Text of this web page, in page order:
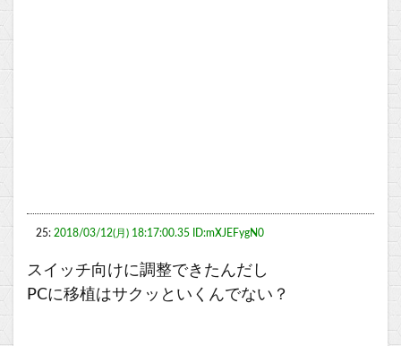
25: 2018/03/12(月) 18:17:00.35 ID:mXJEFygN0
スイッチ向けに調整できたんだし
PCに移植はサクッといくんでない？